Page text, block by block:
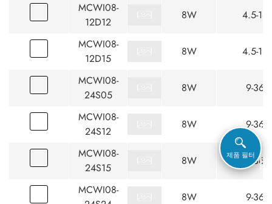
MCWI08-
12D12
8W 4.5-18
MCWI08-
12D15
8W 4.5-18
MCWI08-
24S05
8W 9-36
MCWI08-
24S12
8W 9-36
MCWI08-
24S15
8W 9-36
MCWI08-
8W 9-36
제품 필터